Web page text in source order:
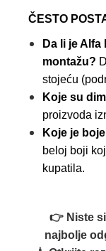
ČESTO
Da li je
montažu?
stojeću
Koje su
proizvoda
Koje je
beloj boji
kupatila.
👉 Niste
najbolje